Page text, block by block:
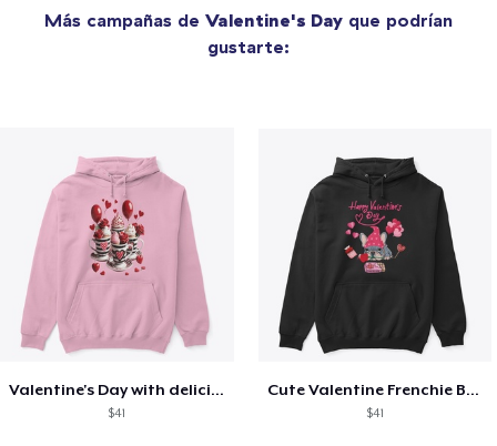
Más campañas de Valentine's Day que podrían
gustarte:
Valentine's Day with delicious food
$41
Cute Valentine Frenchie Bulldog
$41